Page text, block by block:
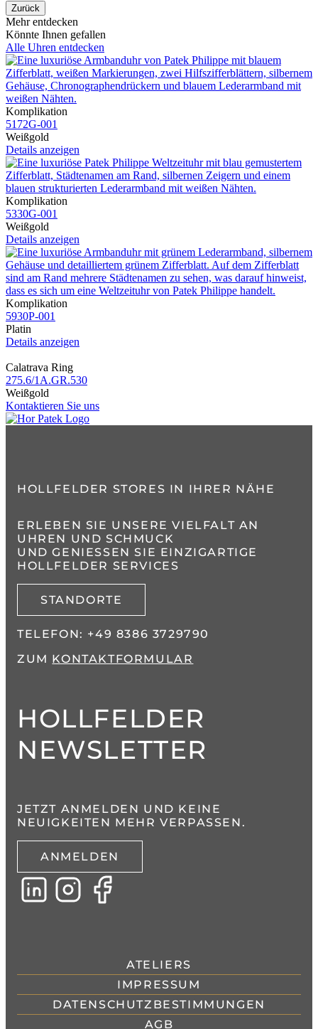
Zurück
Mehr entdecken
Könnte Ihnen gefallen
Alle Uhren entdecken
Komplikation
5172G​-001
Weißgold
Details anzeigen
Komplikation
5330G​-001
Weißgold
Details anzeigen
Komplikation
5930P​-001
Platin
Details anzeigen
Calatrava Ring
275.6​/1A.GR.530
Weißgold
Kontaktieren Sie uns
HOLLFELDER STORES IN IHRER NÄHE
ERLEBEN SIE UNSERE VIELFALT AN
UHREN UND SCHMUCK
UND GENIESSEN SIE EINZIGARTIGE H
OLLFELDER SERVICES
STANDORTE
TELEFON: +49 8386 3729790
ZUM KONTAKTFORMULAR
HOLLFELDER
NEWSLETTER
JETZT ANMELDEN UND KEINE
NEUIGKEITEN MEHR VERPASSEN.
ANMELDEN
ATELIERS
IMPRESSUM
DATENSCHUTZBESTIMMUNGEN
AGB